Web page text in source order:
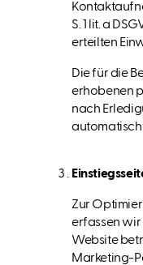
S. 1 lit. a
erteilten
Die für die
erhobenen
nach
automatisch
Zur
erfassen wir
Website
Marketing-